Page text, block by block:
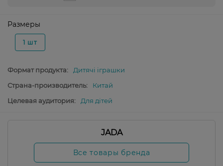
Размеры
1 шт
Формат продукта:
Дитячі іграшки
Страна-производитель:
Китай
Целевая аудитория:
Для дітей
JADA
Все товары бренда